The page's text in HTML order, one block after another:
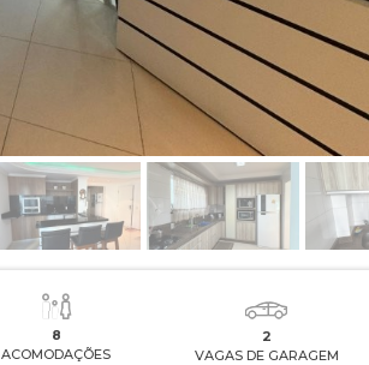
8
ACOMODAÇÕES
2
VAGAS DE GARAGEM